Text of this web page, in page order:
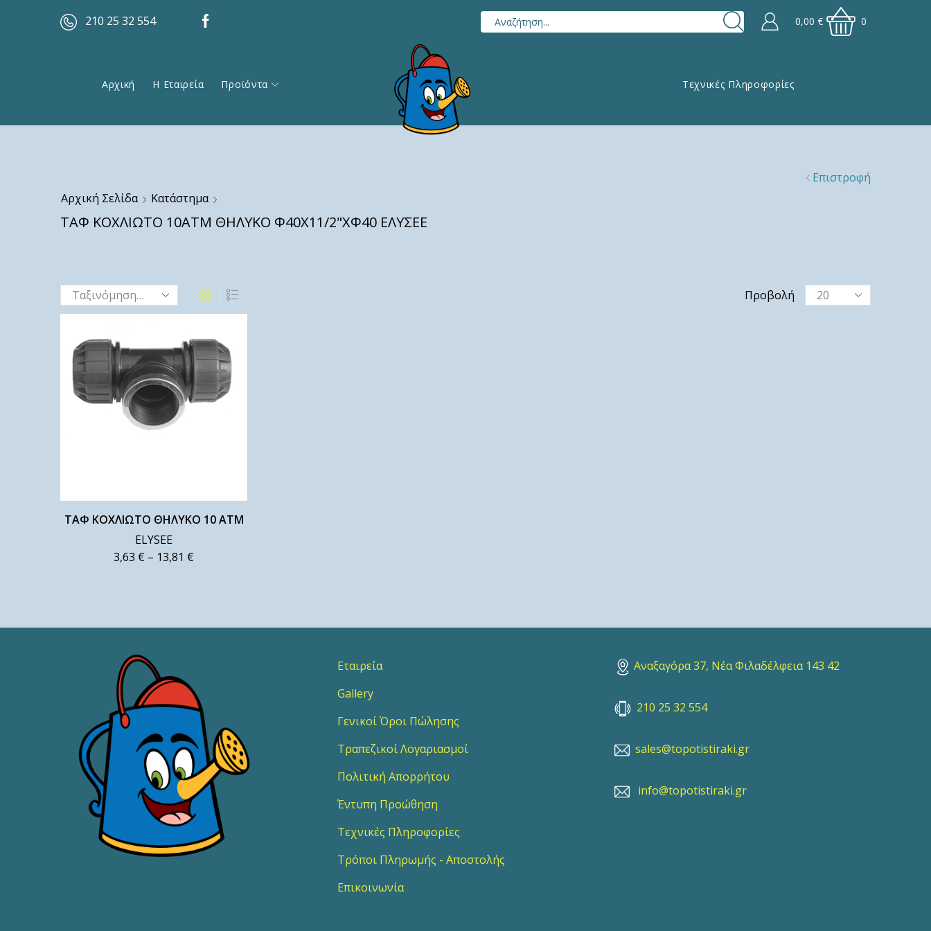
210 25 32 554 0,00€ 0
Αρχική Η Εταιρεία Προϊόντα Τεχνικές Πληροφορίες
Αρχική Σελίδα Κατάστημα
ΤΑΦ ΚΟΧΛΙΩΤΟ 10ΑΤΜ ΘΗΛΥΚΟ Φ40Χ11/2"ΧΦ40 ΕΛΥΣΕΕ
Επιστροφή
Προβολή
ΤΑΦ ΚΟΧΛΙΩΤΟ ΘΗΛΥΚΟ 10 ΑΤΜ
ELYSEE
3,63 € – 13,81 €
Εταιρεία
Gallery
Γενικοί Όροι Πώλησης
Τραπεζικοί Λογαριασμοί
Πολιτική Απορρήτου
Έντυπη Προώθηση
Τεχνικές Πληροφορίες
Τρόποι Πληρωμής - Αποστολής
Επικοινωνία
Αναξαγόρα 37, Νέα Φιλαδέλφεια 143 42
210 25 32 554
sales@topotistiraki.gr
info@topotistiraki.gr